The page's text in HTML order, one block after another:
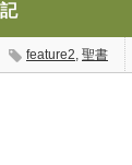
feature2, 聖書